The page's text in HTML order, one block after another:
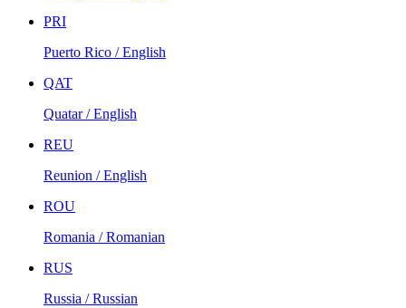
PRI
Puerto Rico / English
QAT
Quatar / English
REU
Reunion / English
ROU
Romania / Romanian
RUS
Russia / Russian